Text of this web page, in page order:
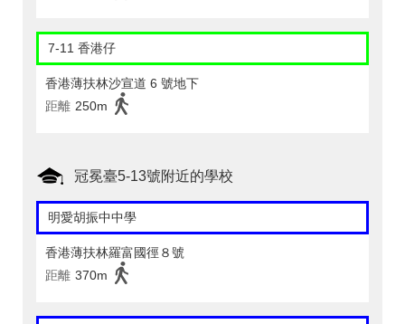
7-11 香港仔
香港薄扶林沙宣道 6 號地下
距離 250m
冠冕臺5-13號附近的學校
明愛胡振中中學
香港薄扶林羅富國徑８號
距離 370m